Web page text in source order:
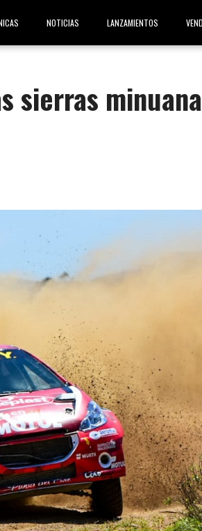
NOTICIAS LANZAMIENTOS
sierras